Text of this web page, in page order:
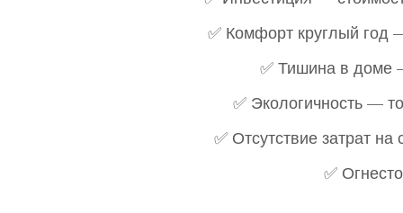
✅ Комфорт круглый год
✅ Тишина в доме
✅ Экологичность —
✅ Отсутствие затрат
✅